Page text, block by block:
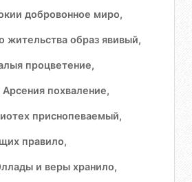
добровонное миро,
жительства образ явивый,
процветение,
Арсения похваление,
приснопеваемый,
правило,
и веры хранило,